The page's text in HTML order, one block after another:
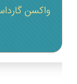
واکسن